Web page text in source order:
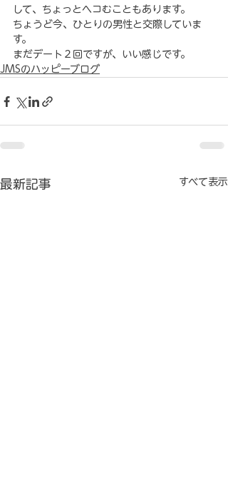
して、ちょっとヘコむこともあります。
ちょうど今、ひとりの男性と交際していま
す。
まだデート２回ですが、いい感じです。
JMSのハッピーブログ
最新記事 すべて表示